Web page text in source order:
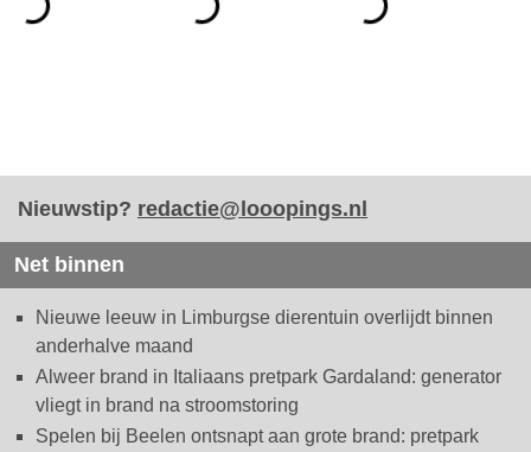
Nieuwstip? redactie@looopings.nl
Net binnen
Nieuwe leeuw in Limburgse dierentuin overlijdt binnen
anderhalve maand
Alweer brand in Italiaans pretpark Gardaland: generator
vliegt in brand na stroomstoring
Spelen bij Beelen ontsnapt aan grote brand: pretpark